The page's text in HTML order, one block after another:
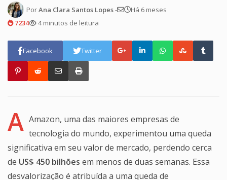
PorAna Clara Santos Lopes-
Há 6 meses
7234
4 minutos de leitura
Facebook Twitter
A Amazon, uma das maiores empresas de
tecnologia do mundo, experimentou uma queda
significativa em seu valor de mercado, perdendo cerca
de US$ 450 bilhões em menos de duas semanas. Essa
desvalorização é atribuída a uma queda de